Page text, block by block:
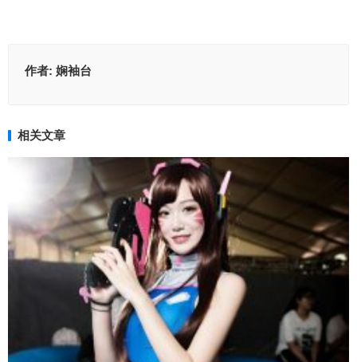
作者: 娴袖台
相关文章